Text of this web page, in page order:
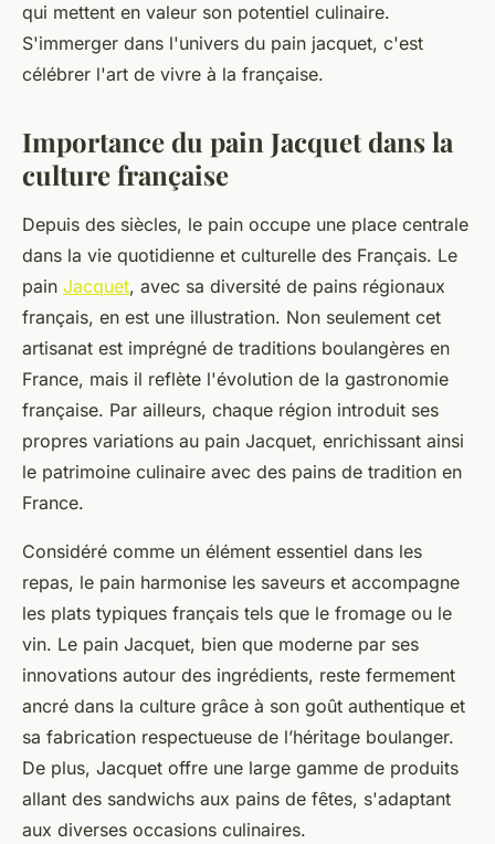
qui mettent en valeur son potentiel culinaire.
S'immerger dans l'univers du pain jacquet, c'est
célébrer l'art de vivre à la française.
Importance du pain Jacquet dans la
culture française
Depuis des siècles, le pain occupe une place centrale
dans la vie quotidienne et culturelle des Français. Le
pain Jacquet, avec sa diversité de pains régionaux
français, en est une illustration. Non seulement cet
artisanat est imprégné de traditions boulangères en
France, mais il reflète l'évolution de la gastronomie
française. Par ailleurs, chaque région introduit ses
propres variations au pain Jacquet, enrichissant ainsi
le patrimoine culinaire avec des pains de tradition en
France.
Considéré comme un élément essentiel dans les
repas, le pain harmonise les saveurs et accompagne
les plats typiques français tels que le fromage ou le
vin. Le pain Jacquet, bien que moderne par ses
innovations autour des ingrédients, reste fermement
ancré dans la culture grâce à son goût authentique et
sa fabrication respectueuse de l’héritage boulanger.
De plus, Jacquet offre une large gamme de produits
allant des sandwichs aux pains de fêtes, s'adaptant
aux diverses occasions culinaires.